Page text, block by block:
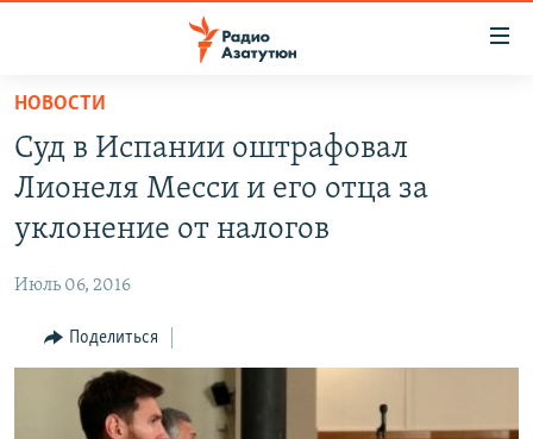
Перейти
основному
содержанию
основной
Перейти
НОВОСТИ
ЭКОНОМИКА
РЕГИОН
НАГОРНЫЙ КАРАБАХ
КУЛЬТУРА
НОВОСТИ
Суд в Испании оштрафовал
Лионеля Месси и его отца за
уклонение от налогов
Июль 06, 2016
Поделиться